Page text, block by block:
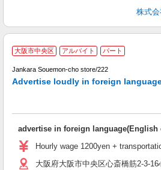
株式会
大阪市中央区 アルバイト パート
Jankara Souemon-cho store/222
Advertise loudly in foreign
advertise in foreign language(English
Hourly wage 1200yen +
大阪府大阪市中央区心斎橋筋2-3-